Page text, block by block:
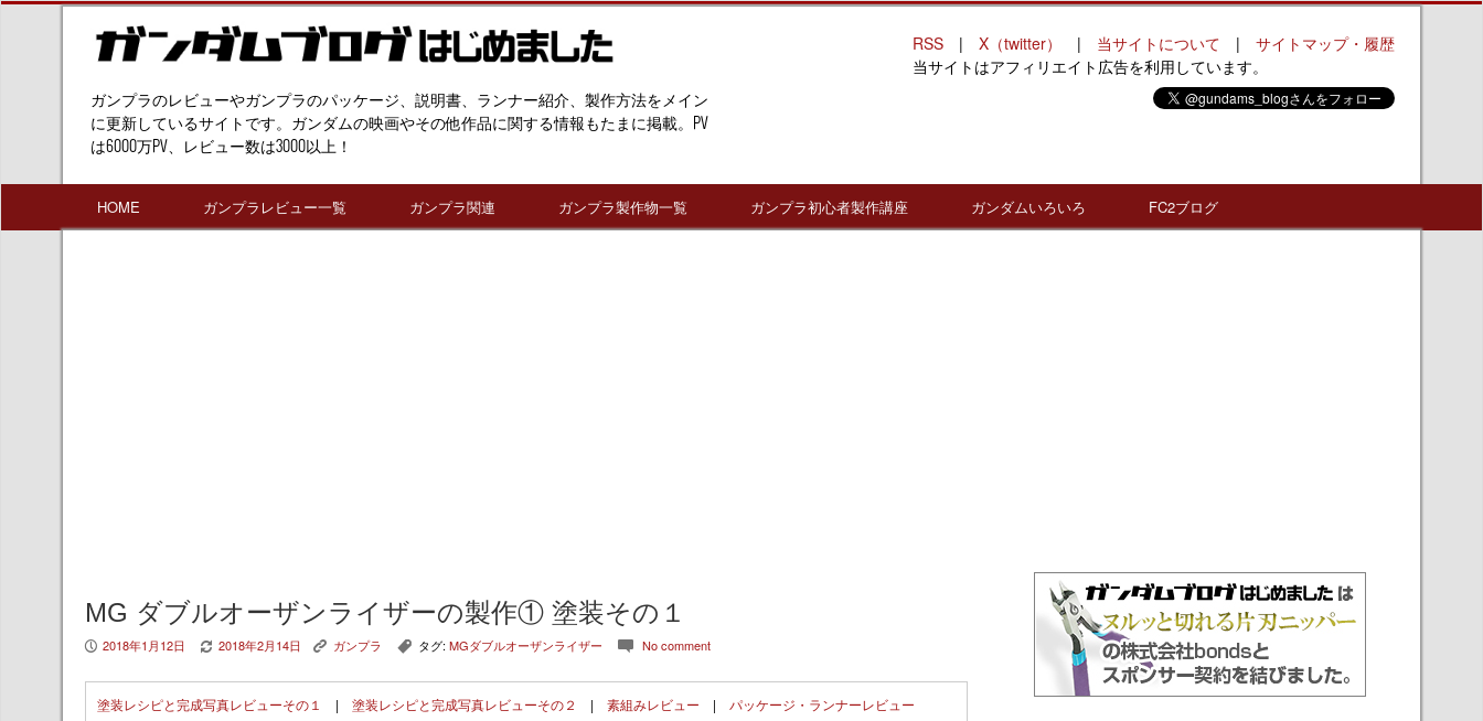
ガンプラのレビューやガンプラのパッケージ、説明書、ランナー紹介、製作方法をメイン
に更新しているサイトです。ガンダムの映画やその他作品に関する情報もたまに掲載。PV
は6000万PV、レビュー数は3000以上！
RSS | X（twitter） | 当サイトについて | サイトマップ・履歴
当サイトはアフィリエイト広告を利用しています。
HOME ガンプラレビュー一覧 ガンプラ関連 ガンプラ製作物一覧 ガンプラ初心者製作講座 ガンダムいろいろ FC2ブログ
MG ダブルオーザンライザーの製作① 塗装その１
P 2018年1月12日 V 2018年2月14日 K ガンプラ , タグ: MGダブルオーザンライザー c No comment
塗装レシピと完成写真レビューその１ | 塗装レシピと完成写真レビューその２ | 素組みレビュー | パッケージ・ランナーレビュー